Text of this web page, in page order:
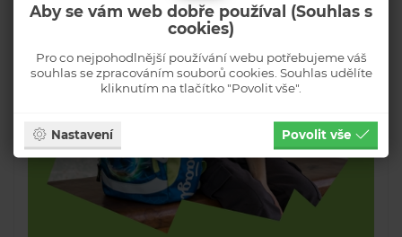
Aby se vám web dobře používal (Souhlas s
cookies)
Pro co nejpohodlnější používání webu potřebujeme váš
souhlas se zpracováním souborů cookies. Souhlas udělíte
kliknutím na tlačítko "Povolit vše".
Nastavení Povolit vše